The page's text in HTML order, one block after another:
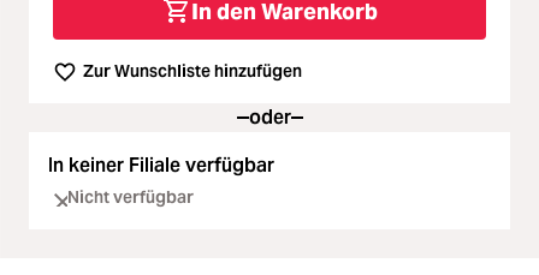
In den Warenkorb
Zur Wunschliste hinzufügen
oder
In keiner Filiale verfügbar
Nicht verfügbar